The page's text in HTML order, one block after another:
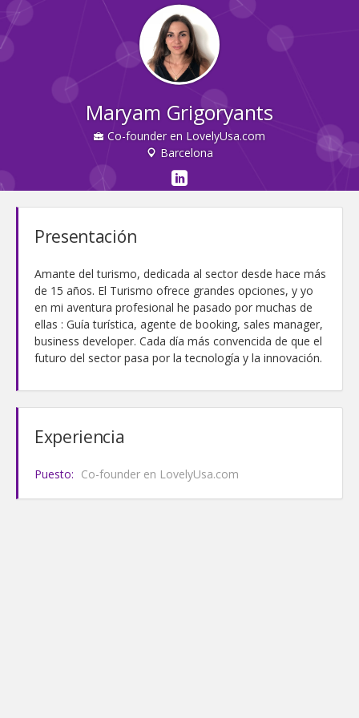
Maryam Grigoryants
Co-founder en LovelyUsa.com
Barcelona
Presentación
Amante del turismo, dedicada al sector desde hace más
de 15 años. El Turismo ofrece grandes opciones, y yo
en mi aventura profesional he pasado por muchas de
ellas : Guía turística, agente de booking, sales manager,
business developer. Cada día más convencida de que el
futuro del sector pasa por la tecnología y la innovación.
Experiencia
Puesto: Co-founder en LovelyUsa.com